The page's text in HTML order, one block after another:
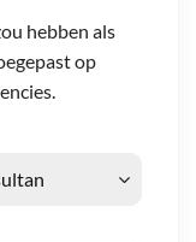
hebben als
op